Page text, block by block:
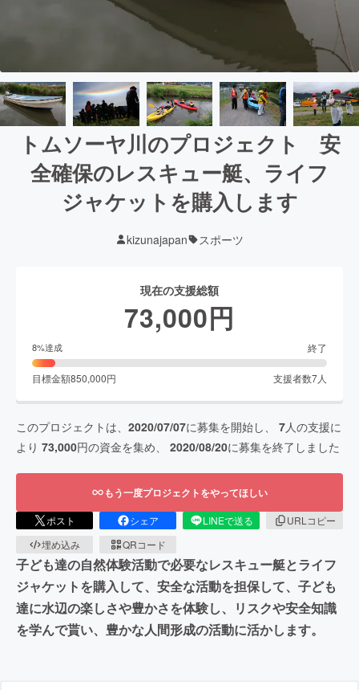
トムソーヤ川のプロジェクト 安
全確保のレスキュー艇、ライフ
ジャケットを購入します
kizunajapan スポーツ
現在の支援総額
73,000円
8%達成 終了
目標金額850,000円 支援者数7人
このプロジェクトは、 2020/07/07に募集を開始し、 7人の支援に
より 73,000円の資金を集め、 2020/08/20に募集を終了しました
もう一度プロジェクトをやってほしい
ポスト シェア LINEで送る
URLコピー
埋め込み
QRコード
子ども達の自然体験活動で必要なレスキュー艇とライフ
ジャケットを購入して、安全な活動を担保して、子ども
達に水辺の楽しさや豊かさを体験し、リスクや安全知識
を学んで貰い、豊かな人間形成の活動に活かします。